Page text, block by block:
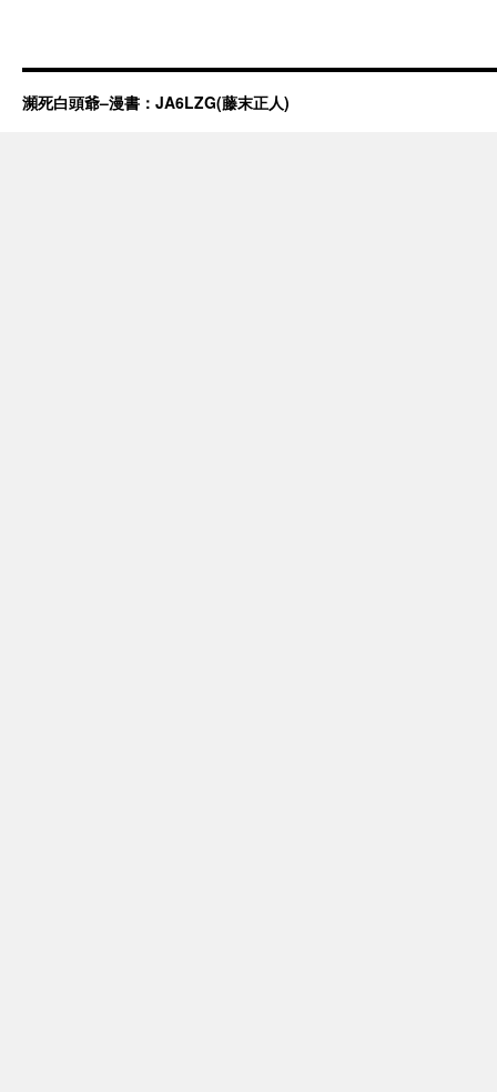
瀕死白頭爺–漫書：JA6LZG(藤末正人)